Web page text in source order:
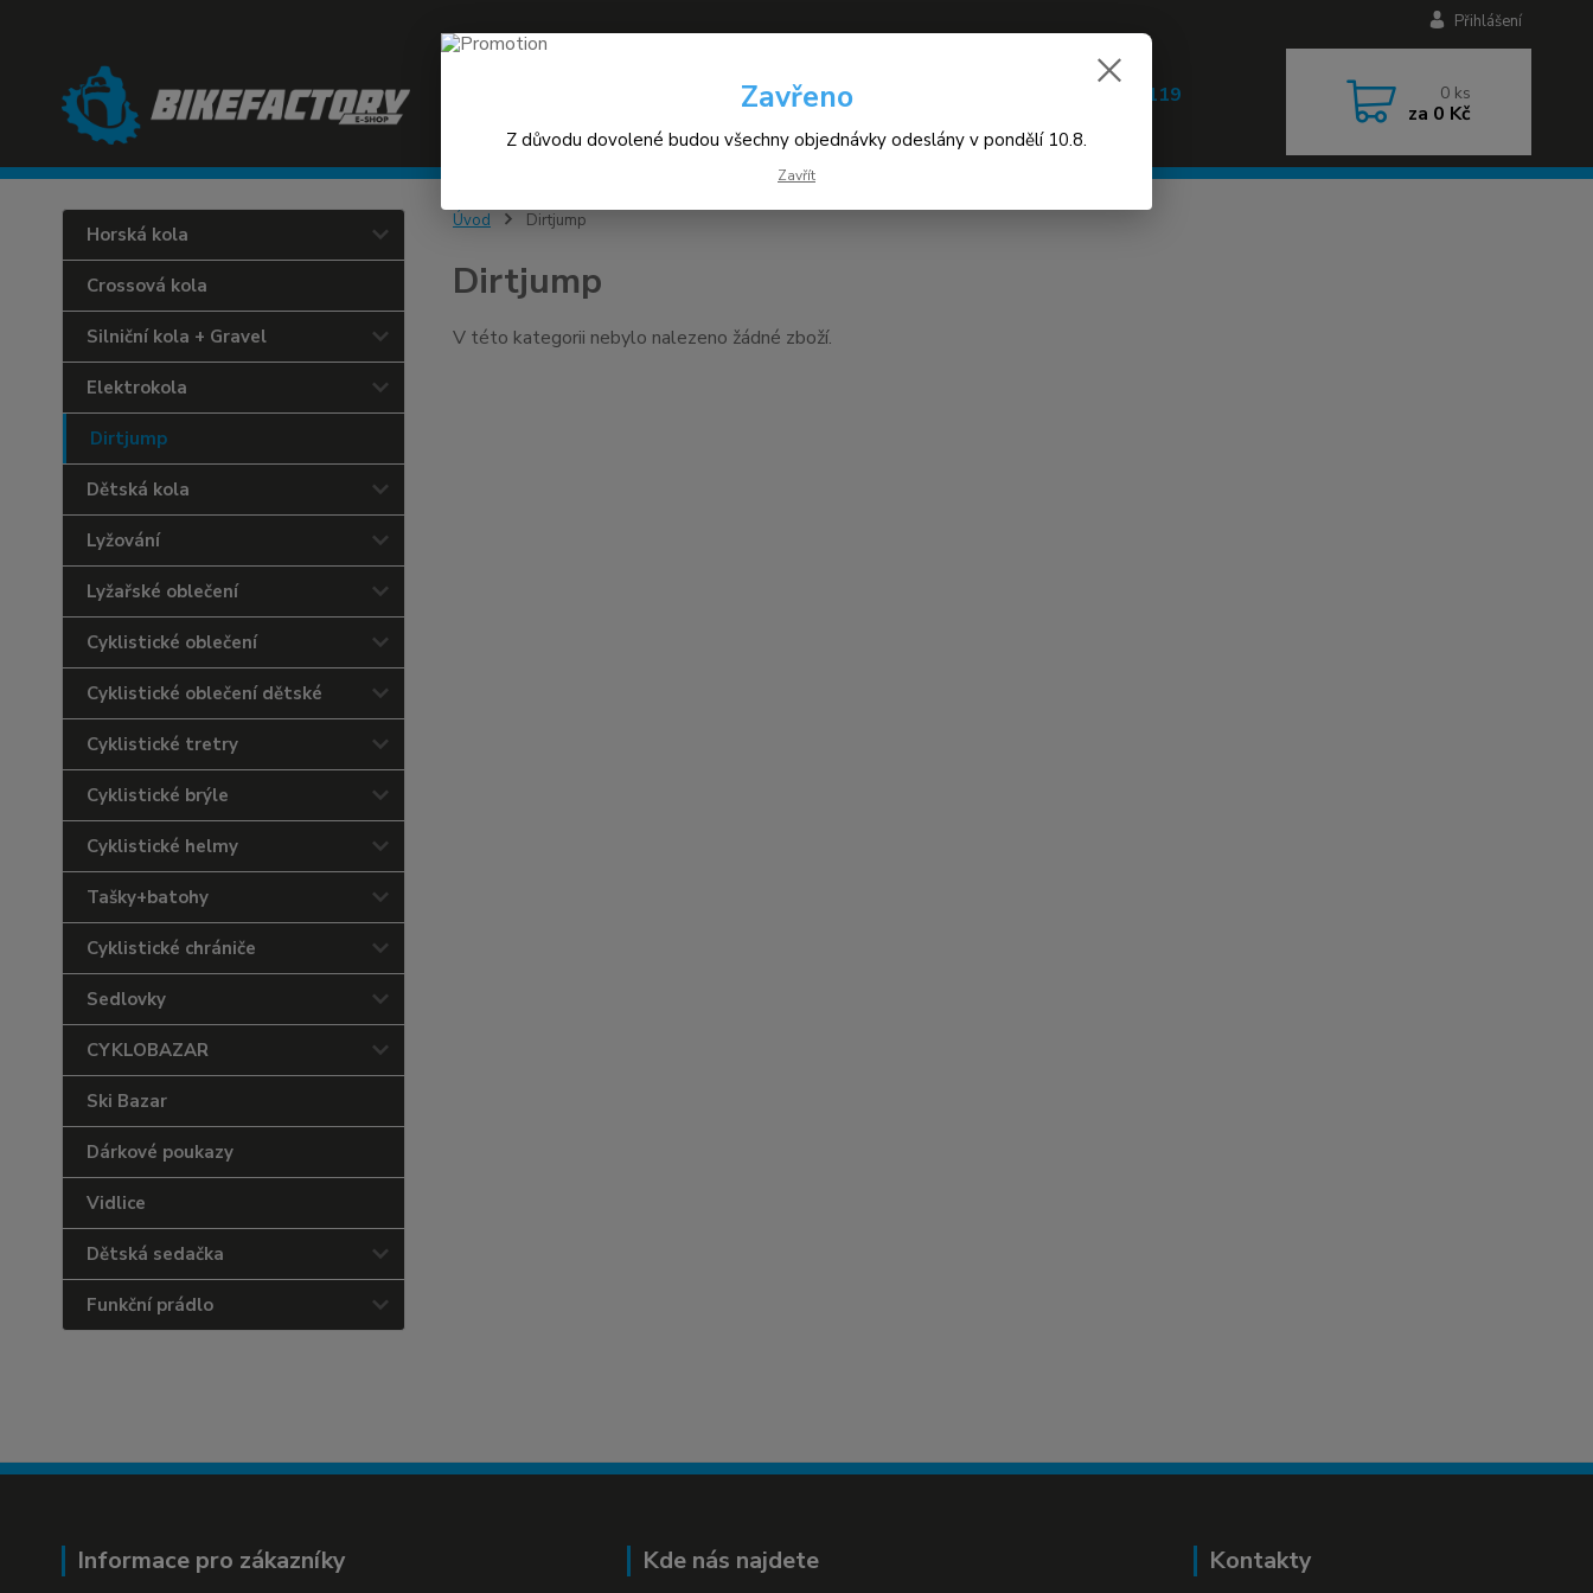
Přihlášení
Hledat +420 608 030 119 0 ks
za 0 Kč
Horská kola
Crossová kola
Silniční kola + Gravel
Elektrokola
Dirtjump
Dětská kola
Lyžování
Lyžařské oblečení
Cyklistické oblečení
Cyklistické oblečení dětské
Cyklistické tretry
Cyklistické brýle
Cyklistické helmy
Tašky+batohy
Cyklistické chrániče
Sedlovky
CYKLOBAZAR
Ski Bazar
Dárkové poukazy
Vidlice
Dětská sedačka
Funkční prádlo
Úvod Dirtjump
Dirtjump
V této kategorii nebylo nalezeno žádné zboží.
Informace pro zákazníky Kde nás najdete Kontakty
Zavřeno
Z důvodu dovolené budou všechny objednávky odeslány v pondělí 10.8.
Zavřít